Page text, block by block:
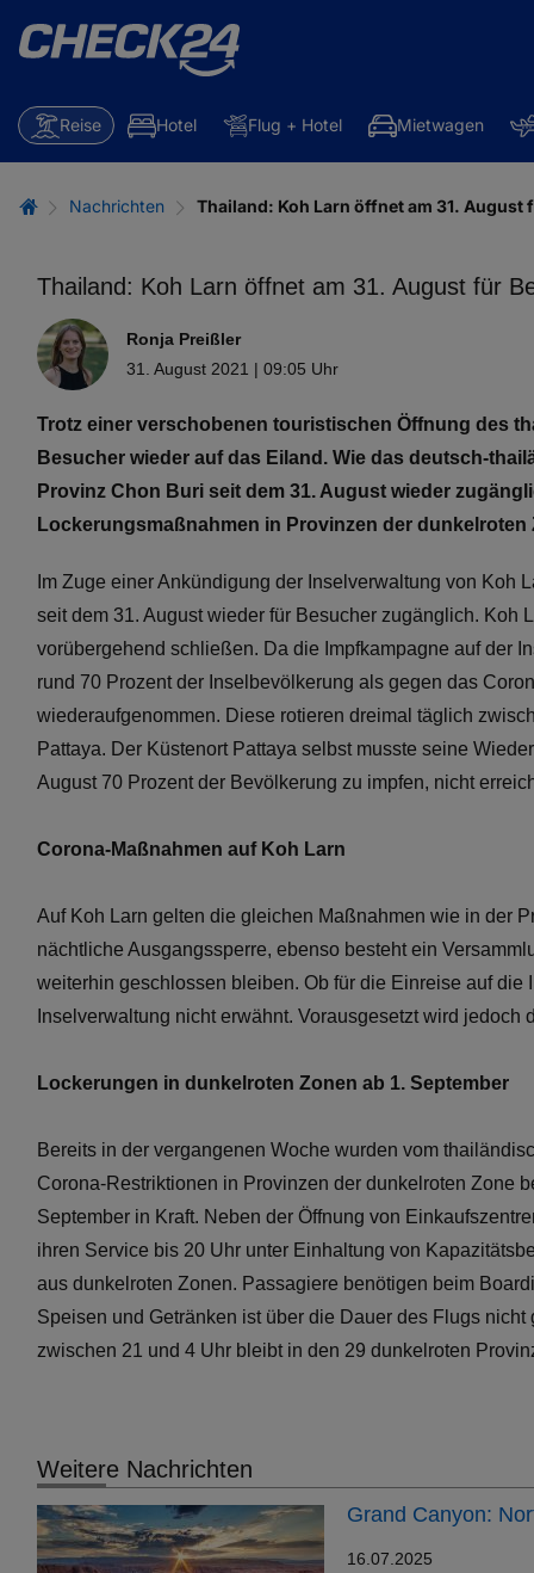
Reise Hotel Flug + Hotel Mietwagen
Nachrichten Thailand: Koh Larn öffnet am 31. August
Thailand: Koh Larn öffnet am 31. August für
Ronja Preißler
31. August 2021 | 09:05 Uhr
Trotz einer verschobenen touristischen Öffnung des
Besucher wieder auf das Eiland. Wie das deutsch-
Provinz Chon Buri seit dem 31. August wieder
Lockerungsmaßnahmen in Provinzen der dunkelroten
Im Zuge einer Ankündigung der Inselverwaltung von
seit dem 31. August wieder für Besucher zugänglich. Koh
vorübergehend schließen. Da die Impfkampagne auf der
rund 70 Prozent der Inselbevölkerung als gegen das
wiederaufgenommen. Diese rotieren dreimal täglich
Pattaya. Der Küstenort Pattaya selbst musste seine
August 70 Prozent der Bevölkerung zu impfen, nicht
Corona-Maßnahmen auf Koh Larn
Auf Koh Larn gelten die gleichen Maßnahmen wie in der
nächtliche Ausgangssperre, ebenso besteht ein
weiterhin geschlossen bleiben. Ob für die Einreise auf
Inselverwaltung nicht erwähnt. Vorausgesetzt wird jedoch
Lockerungen in dunkelroten Zonen ab 1. September
Bereits in der vergangenen Woche wurden vom
Corona-Restriktionen in Provinzen der dunkelroten Zone
September in Kraft. Neben der Öffnung von
ihren Service bis 20 Uhr unter Einhaltung von
aus dunkelroten Zonen. Passagiere benötigen beim
Speisen und Getränken ist über die Dauer des Flugs
zwischen 21 und 4 Uhr bleibt in den 29 dunkelroten
Weitere Nachrichten
Grand Canyon:
16.07.2025